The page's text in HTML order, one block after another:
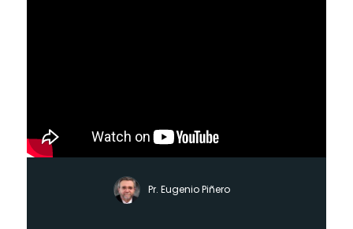
Pr. Eugenio Piñero